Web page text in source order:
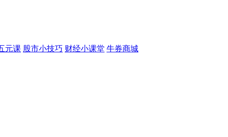
元课 股市小技巧 财经小课堂 牛券商城